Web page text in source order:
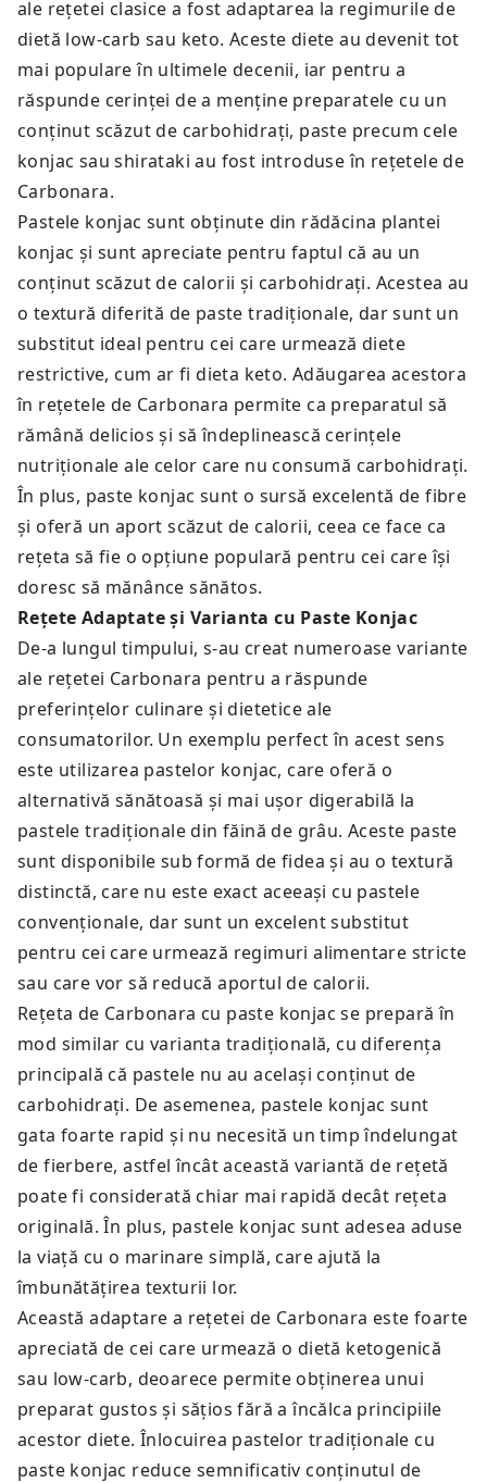
ale rețetei clasice a fost adaptarea la regimurile de
dietă low-carb sau keto. Aceste diete au devenit tot
mai populare în ultimele decenii, iar pentru a
răspunde cerinței de a menține preparatele cu un
conținut scăzut de carbohidrați, paste precum cele
konjac sau shirataki au fost introduse în rețetele de
Carbonara.
Pastele konjac sunt obținute din rădăcina plantei
konjac și sunt apreciate pentru faptul că au un
conținut scăzut de calorii și carbohidrați. Acestea au
o textură diferită de paste tradiționale, dar sunt un
substitut ideal pentru cei care urmează diete
restrictive, cum ar fi dieta keto. Adăugarea acestora
în rețetele de Carbonara permite ca preparatul să
rămână delicios și să îndeplinească cerințele
nutriționale ale celor care nu consumă carbohidrați.
În plus, paste konjac sunt o sursă excelentă de fibre
și oferă un aport scăzut de calorii, ceea ce face ca
rețeta să fie o opțiune populară pentru cei care își
doresc să mănânce sănătos.
Rețete Adaptate și Varianta cu Paste Konjac
De-a lungul timpului, s-au creat numeroase variante
ale rețetei Carbonara pentru a răspunde
preferințelor culinare și dietetice ale
consumatorilor. Un exemplu perfect în acest sens
este utilizarea pastelor konjac, care oferă o
alternativă sănătoasă și mai ușor digerabilă la
pastele tradiționale din făină de grâu. Aceste paste
sunt disponibile sub formă de fidea și au o textură
distinctă, care nu este exact aceeași cu pastele
convenționale, dar sunt un excelent substitut
pentru cei care urmează regimuri alimentare stricte
sau care vor să reducă aportul de calorii.
Rețeta de Carbonara cu paste konjac se prepară în
mod similar cu varianta tradițională, cu diferența
principală că pastele nu au același conținut de
carbohidrați. De asemenea, pastele konjac sunt
gata foarte rapid și nu necesită un timp îndelungat
de fierbere, astfel încât această variantă de rețetă
poate fi considerată chiar mai rapidă decât rețeta
originală. În plus, pastele konjac sunt adesea aduse
la viață cu o marinare simplă, care ajută la
îmbunătățirea texturii lor.
Această adaptare a rețetei de Carbonara este foarte
apreciată de cei care urmează o dietă ketogenică
sau low-carb, deoarece permite obținerea unui
preparat gustos și sățios fără a încălca principiile
acestor diete. Înlocuirea pastelor tradiționale cu
paste konjac reduce semnificativ conținutul de